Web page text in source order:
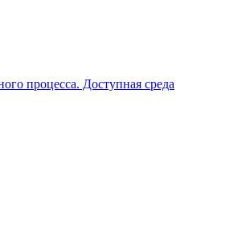
процесса. Доступная среда